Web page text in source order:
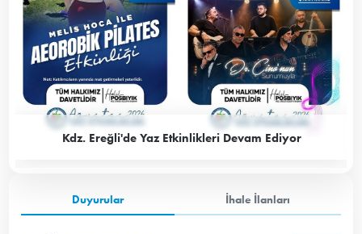
Kdz. Ereğli'de Yaz Etkinlikleri Devam Ediyor
Duyurular İhale İlanları